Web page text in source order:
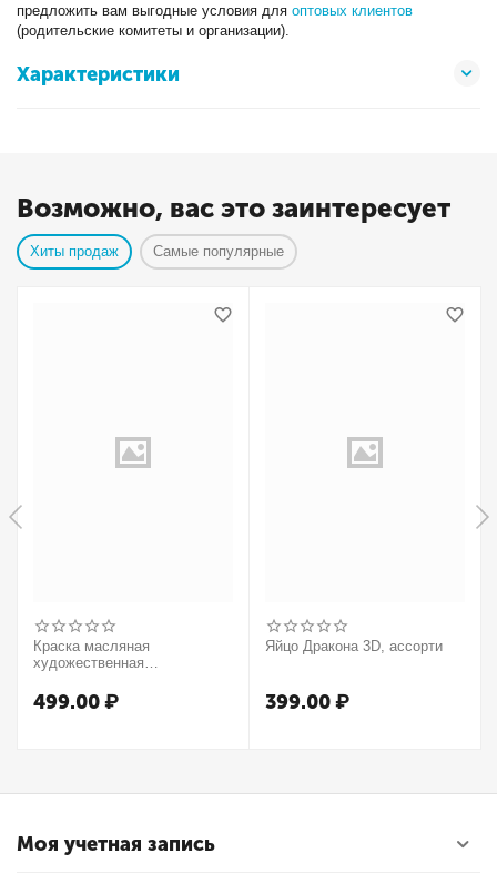
предложить вам выгодные условия дляоптовых клиентов
(родительские комитеты и организации).
Характеристики
Возможно, вас это заинтересует
Хиты продаж Самые популярные
Краска масляная
художественная
37мл, туба, оранжевый
499.00₽
Яйцо Дракона 3D, ассорти
399.00₽
Моя учетная запись